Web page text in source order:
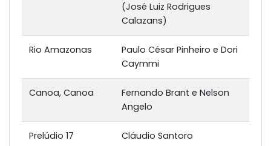
(José Luiz Rodrigues
Calazans)
Rio Amazonas
Paulo César Pinheiro e Dori
Caymmi
Canoa, Canoa
Fernando Brant e Nelson
Angelo
Prelúdio 17 Cláudio Santoro